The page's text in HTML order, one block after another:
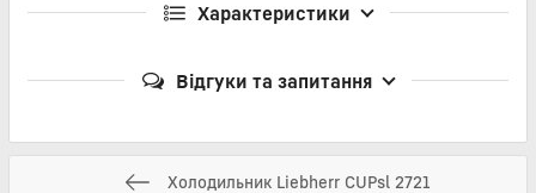
Характеристики
Відгуки та запитання
Холодильник Liebherr CUPsl 2721